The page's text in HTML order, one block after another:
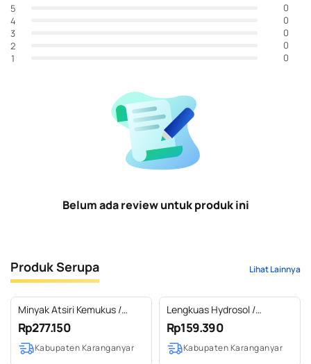
5
0
4
0
3
0
2
0
1
0
Belum ada review untuk produk ini
Produk Serupa Lihat Lainnya
Minyak Atsiri Kemukus /
Cubeb Essential Oil 100%
Pure (50-100 ml)
Rp277.150
Kabupaten Karanganyar
Lengkuas Hydrosol /
Hydrosol Galangal 100%
Pure (5 L)
Rp159.390
Kabupaten Karanganyar